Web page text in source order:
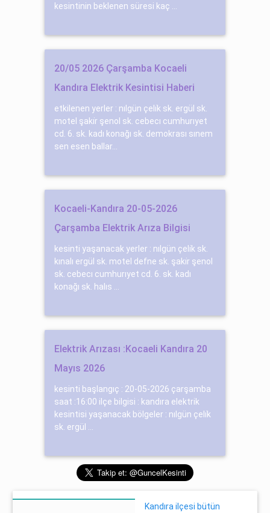
kesintinin beklenen süresi kaç ...
20/05 2026 Çarşamba Kocaeli
Kandıra Elektrik Kesintisi Haberi
etkilenen yerler : nılgün çeli̇k sk. ergül sk.
motel şaki̇r şenol sk. cebecı cumhurıyet
cd. 6. sk. kadı konağı sk. demokrası sınem
sen esen ballar...
Kocaeli-Kandıra 20-05-2026
Çarşamba Elektrik Arıza Bilgisi
kesinti yaşanacak yerler : nılgün çeli̇k sk.
kınalı ergül sk. motel defne sk. şaki̇r şenol
sk. cebecı cumhurıyet cd. 6. sk. kadı
konağı sk. halıs ...
Elektrik Arızası :Kocaeli Kandıra 20
Mayıs 2026
kesinti başlangıç : 20-05-2026 çarşamba
saat :16:00 ilçe bilgisi : kandıra elektrik
kesintisi yaşanacak bölgeler : nılgün çeli̇k
sk. ergül ...
Kandıra ilçesi bütün